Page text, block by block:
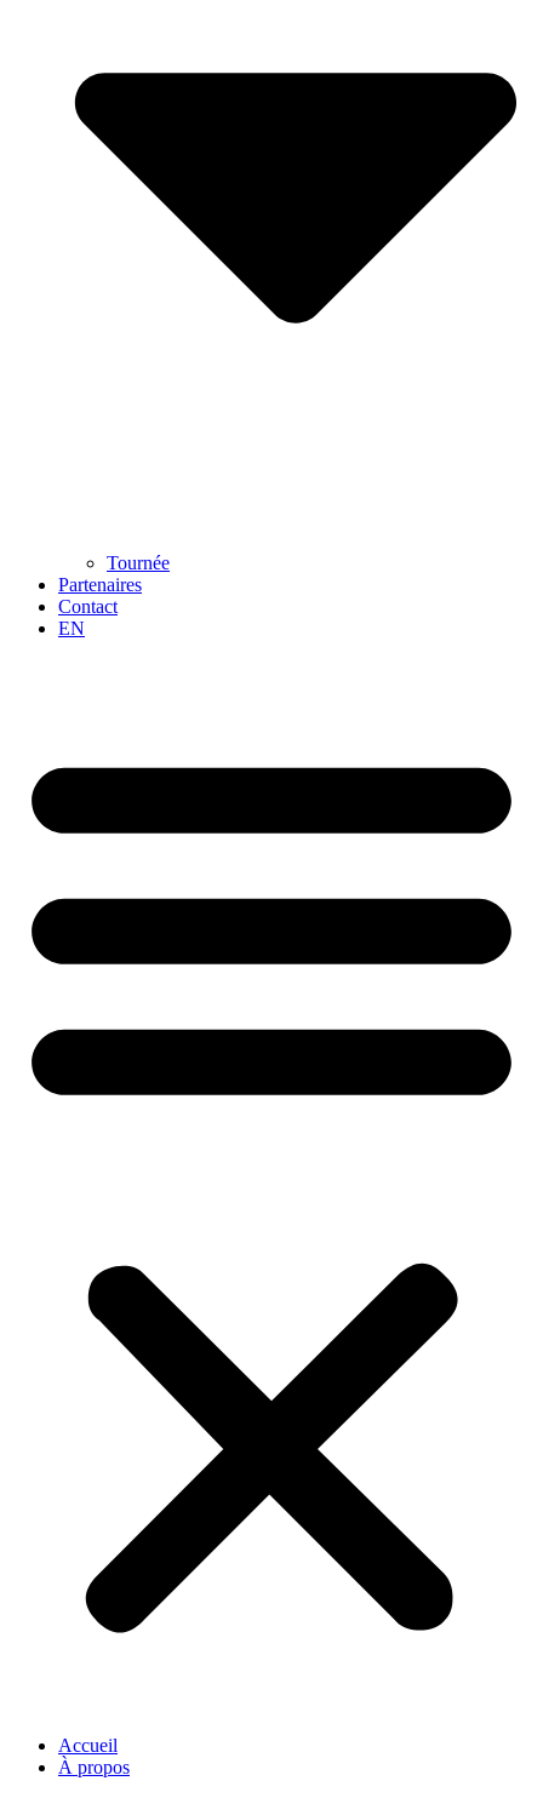
Tournée
Partenaires
Contact
EN
Accueil
À propos